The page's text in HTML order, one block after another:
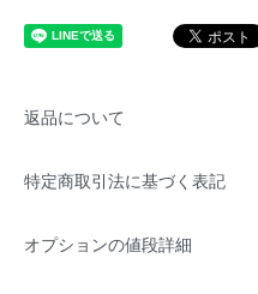
返品について
特定商取引法に基づく表記
オプションの値段詳細